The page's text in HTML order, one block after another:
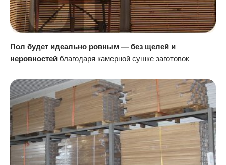
Пол будет идеально ровным — без щелей и
неровностей благодаря камерной сушке заготовок